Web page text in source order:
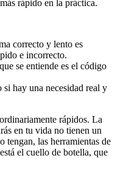
rápido en la práctica.
correcto y lento es
e incorrecto.
se entiende es el código
si hay una necesidad real y
rápidos. La
en tu vida no tienen un
tengan, las herramientas de
el cuello de botella, que